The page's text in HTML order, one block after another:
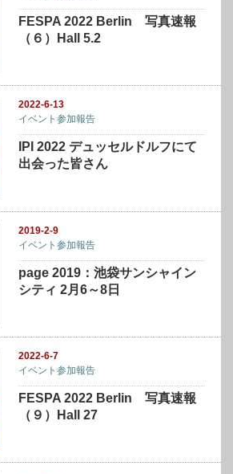
FESPA 2022 Berlin 写真速報
（６）Hall 5.2
2022-6-13
イベント参加報告
IPI 2022 デュッセルドルフにて
出会った皆さん
2019-2-9
イベント参加報告
page 2019：池袋サンシャイン
シティ 2月6～8日
2022-6-7
イベント参加報告
FESPA 2022 Berlin 写真速報
（９）Hall 27